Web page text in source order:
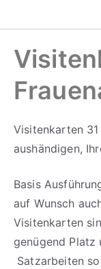
Visitenkarten
aushändigen,
Basis
auf Wunsch
Visitenkarten
genügend Platz
Satzarbeiten